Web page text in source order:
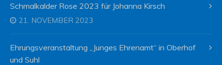
Schmalkalder Rose 2023 für Johanna Kirsch
21. NOVEMBER 2023
Ehrungsveranstaltung „Junges Ehrenamt“ in Oberhof
und Suhl